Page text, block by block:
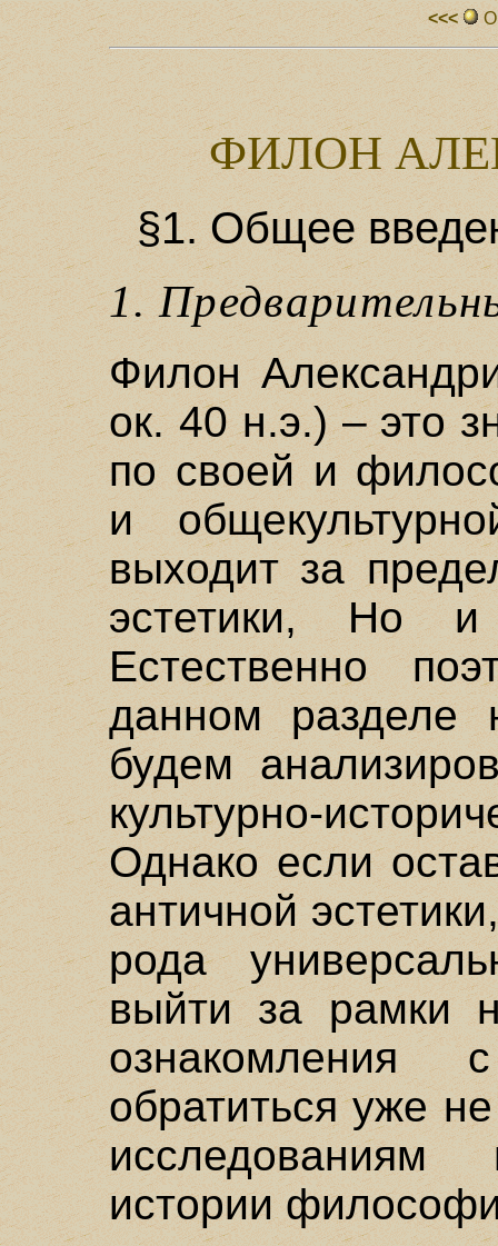
<<<
ФИЛОН
§1. Общее
1.
Филон
ок. 40 н.э.) – это
по своей и
и
выходит за
эстетики, Но и
Естественно
данном
будем
культурно-
Однако если
античной
рода
выйти за рамки
ознакомления
обратиться уже
истории